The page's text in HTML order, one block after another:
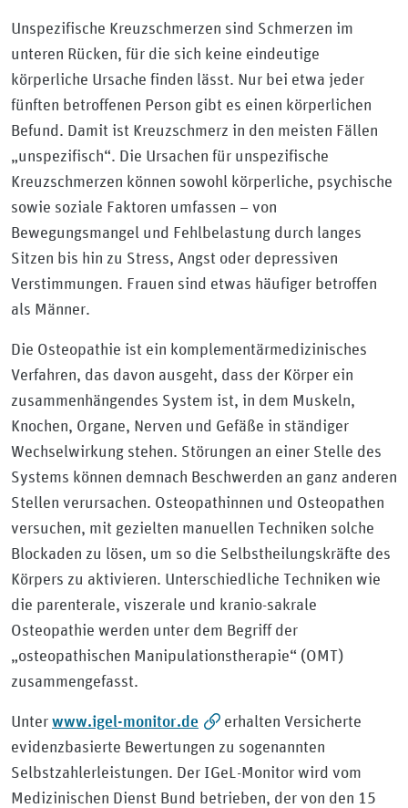
Unspezifische Kreuzschmerzen sind Schmerzen im
unteren Rücken, für die sich keine eindeutige
körperliche Ursache finden lässt. Nur bei etwa jeder
fünften betroffenen Person gibt es einen körperlichen
Befund. Damit ist Kreuzschmerz in den meisten Fällen
„unspezifisch“. Die Ursachen für unspezifische
Kreuzschmerzen können sowohl körperliche, psychische
sowie soziale Faktoren umfassen – von
Bewegungsmangel und Fehlbelastung durch langes
Sitzen bis hin zu Stress, Angst oder depressiven
Verstimmungen. Frauen sind etwas häufiger betroffen
als Männer.
Die Osteopathie ist ein komplementärmedizinisches
Verfahren, das davon ausgeht, dass der Körper ein
zusammenhängendes System ist, in dem Muskeln,
Knochen, Organe, Nerven und Gefäße in ständiger
Wechselwirkung stehen. Störungen an einer Stelle des
Systems können demnach Beschwerden an ganz anderen
Stellen verursachen. Osteopathinnen und Osteopathen
versuchen, mit gezielten manuellen Techniken solche
Blockaden zu lösen, um so die Selbstheilungskräfte des
Körpers zu aktivieren. Unterschiedliche Techniken wie
die parenterale, viszerale und kranio-sakrale
Osteopathie werden unter dem Begriff der
„osteopathischen Manipulationstherapie“ (OMT)
zusammengefasst.
Unterwww.igel-monitor.de
erhalten Versicherte
evidenzbasierte Bewertungen zu sogenannten
Selbstzahlerleistungen. Der IGeL-Monitor wird vom
Medizinischen Dienst Bund betrieben, der von den 15